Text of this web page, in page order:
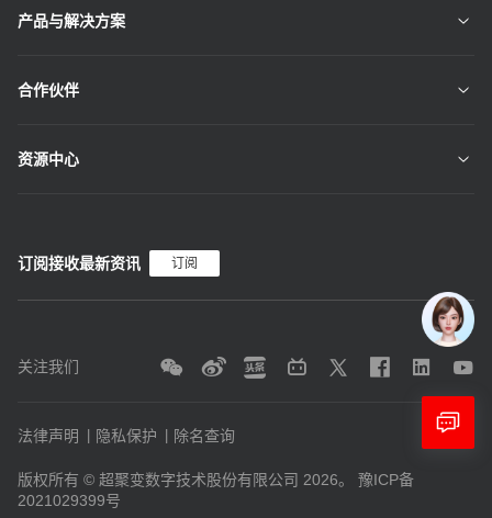
产品与解决方案
合作伙伴
资源中心
订阅接收最新资讯 订阅
关注我们
版权所有 © 超聚变数字技术股份有限公司 2026。 豫ICP备
2021029399号
法律声明 隐私保护 除名查询
联系
我们